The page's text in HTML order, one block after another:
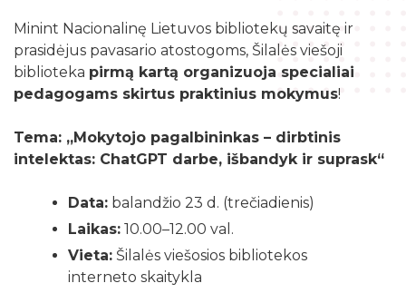
Galvosūkių kambarys
Robotikos užsiėmimai
Ekskursijos
Skaitmeninio raštingumo mokymai
Kūrybinė, inžinerinė ir programavimo įranga
Žaisloteka
Mokamos paslaugos
Bibliografijos rodyklės
Bibliotekos išleisti leidiniai
Šilališkiai Baltijos kelyje
Maršrutai po Šilalės kraštą
Suskaitmenintas kultūros paveldas
Viešieji pirkimai
Biudžeto suvestinė
Tarnybiniai lengvieji automobiliai
Laisvos darbo vietos
Skyriai
Filialai
Struktūra
Vaikų klubas „Nykštukas“
Minint Nacionalinę Lietuvos bibliotekų savaitę ir
prasidėjus pavasario atostogoms, Šilalės viešoji
biblioteka pirmą kartą organizuoja specialiai
pedagogams skirtus praktinius mokymus!
Tema: „Mokytojo pagalbininkas – dirbtinis
intelektas: ChatGPT darbe, išbandyk ir suprask“
Data: balandžio 23 d. (trečiadienis)
Laikas: 10.00–12.00 val.
Vieta: Šilalės viešosios bibliotekos
interneto skaitykla